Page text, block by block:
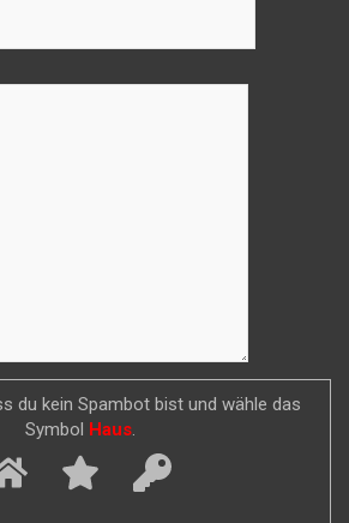
du kein Spambot bist und wähle das
Symbol
Haus.